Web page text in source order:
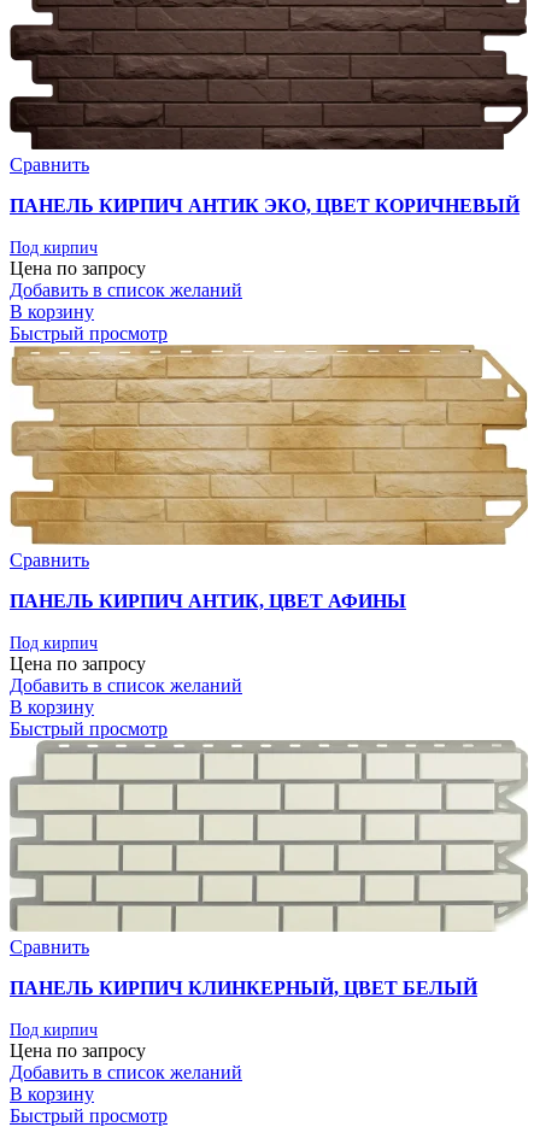
Сравнить
ПАНЕЛЬ КИРПИЧ АНТИК ЭКО, ЦВЕТ КОРИЧНЕВЫЙ
Под кирпич
Цена по запросу
Добавить в список желаний
В корзину
Быстрый просмотр
Сравнить
ПАНЕЛЬ КИРПИЧ АНТИК, ЦВЕТ АФИНЫ
Под кирпич
Цена по запросу
Добавить в список желаний
В корзину
Быстрый просмотр
Сравнить
ПАНЕЛЬ КИРПИЧ КЛИНКЕРНЫЙ, ЦВЕТ БЕЛЫЙ
Под кирпич
Цена по запросу
Добавить в список желаний
В корзину
Быстрый просмотр